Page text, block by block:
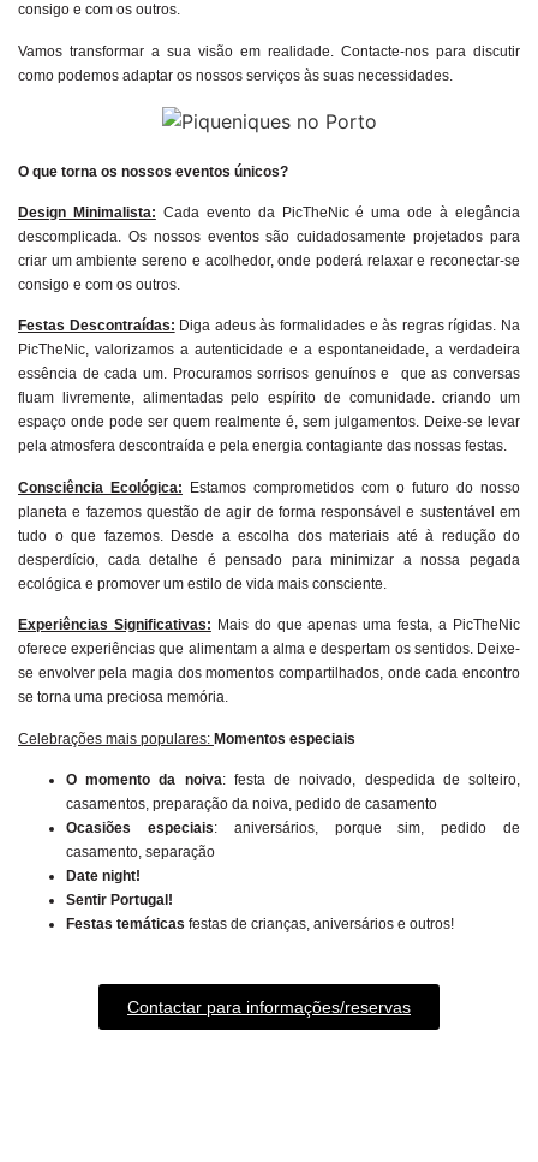
consigo e com os outros.
Vamos transformar a sua visão em realidade. Contacte-nos para discutir
como podemos adaptar os nossos serviços às suas necessidades.
O que torna os nossos eventos únicos?
Design Minimalista: Cada evento da PicTheNic é uma ode à elegância
descomplicada. Os nossos eventos são cuidadosamente projetados para
criar um ambiente sereno e acolhedor, onde poderá relaxar e reconectar-se
consigo e com os outros.
Festas Descontraídas: Diga adeus às formalidades e às regras rígidas. Na
PicTheNic, valorizamos a autenticidade e a espontaneidade, a verdadeira
essência de cada um. Procuramos sorrisos genuínos e que as conversas
fluam livremente, alimentadas pelo espírito de comunidade. criando um
espaço onde pode ser quem realmente é, sem julgamentos. Deixe-se levar
pela atmosfera descontraída e pela energia contagiante das nossas festas.
Consciência Ecológica: Estamos comprometidos com o futuro do nosso
planeta e fazemos questão de agir de forma responsável e sustentável em
tudo o que fazemos. Desde a escolha dos materiais até à redução do
desperdício, cada detalhe é pensado para minimizar a nossa pegada
ecológica e promover um estilo de vida mais consciente.
Experiências Significativas: Mais do que apenas uma festa, a PicTheNic
oferece experiências que alimentam a alma e despertam os sentidos. Deixe-
se envolver pela magia dos momentos compartilhados, onde cada encontro
se torna uma preciosa memória.
Celebrações mais populares: Momentos especiais
O momento da noiva: festa de noivado, despedida de solteiro,
casamentos, preparação da noiva, pedido de casamento
Ocasiões especiais: aniversários, porque sim, pedido de
casamento, separação
Date night!
Sentir Portugal!
Festas temáticas festas de crianças, aniversários e outros!
Contactar para informações/reservas